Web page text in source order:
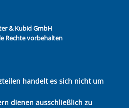
& Kubid GmbH
Rechte vorbehalten
handelt es sich nicht um
dienen ausschließlich zu